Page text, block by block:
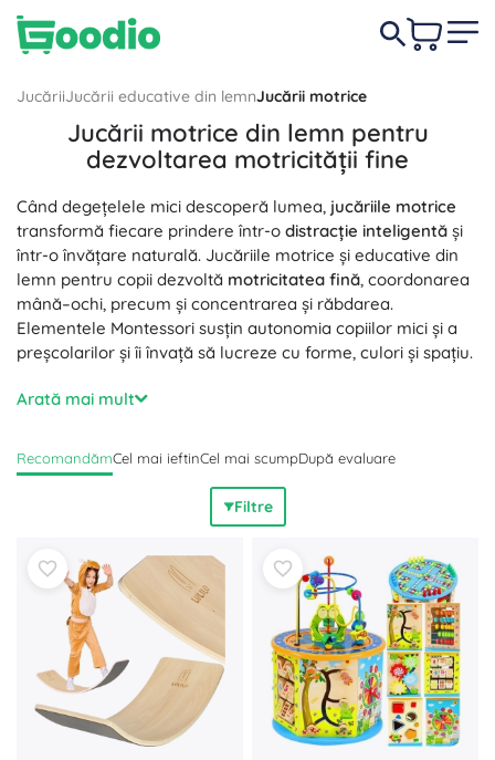
JucăriiJucării educative din lemnJucării motrice
Jucării motrice din lemn pentru
dezvoltarea motricității fine
Când degețelele mici descoperă lumea, jucăriile motrice
transformă fiecare prindere într-o distracție inteligentă și
într-o învățare naturală. Jucăriile motrice și educative din
lemn pentru copii dezvoltă motricitatea fină, coordonarea
mână–ochi, precum și concentrarea și răbdarea.
Elementele Montessori susțin autonomia copiilor mici și a
preșcolarilor și îi învață să lucreze cu forme, culori și spațiu.
În această categorie găsiți cuburi motrice, labirinturi din
sârmă cu mărgele, sortatoare și cutii de triere, jucării de
bătut și puzzle-uri – totul pentru un antrenament intensiv al
prinderii și al preciziei mișcării. Aceste
abilitățile de coordonare
spațială, percepția vizuală și senzorială și aduc în același
timpjoacă creativăfără ecrane. Lemnul finisat cu grijă,
marginile netede și construcția durabilă asigură o joacă
și de lungă durată . Jucăriile motrice pentru copiide
la 1 an până la preșcolari sunt
ecologice, plăcute la
atingere și excelente pentru antrenarea prinderii tip
pensetă, sortare, asamblare și înșirare. Alege jucăriile
motrice din lemn care vor susținedezvoltarea motricității
și încrederea micilor exploratori.
Arată mai mult
RecomandămCel mai ieftinCel mai scumpDupă evaluare
Filtre